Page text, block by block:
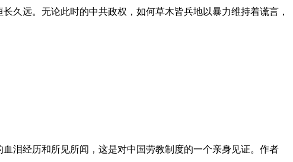
久远。无论此时的中共政权，如何草木皆兵地以暴力维持着谎言，
泪经历和所见所闻，这是对中国劳教制度的一个亲身见证。作者